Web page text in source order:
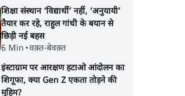
शिक्षा संस्थान ‘विद्यार्थी’ नहीं, ‘अनुयायी’
तैयार कर रहे, राहुल गांधी के बयान से
छिड़ी नई बहस
6 Min •वक़्त-बेवक़्त
इंस्टाग्राम पर आरक्षण हटाओ आंदोलन का
शिगूफा, क्या Gen Z एकता तोड़ने की
मुहिम?